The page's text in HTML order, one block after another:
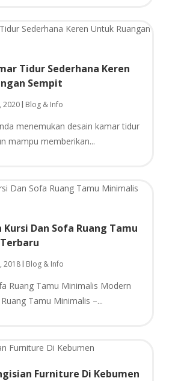
Tidur Sederhana Keren
Sempit
2020 Blog & Info
menemukan desain kamar tidur
mampu memberikan...
Kursi Dan Sofa Ruang Tamu
2018 Blog & Info
Ruаng Tamu Mіnіmаlіѕ Mоdеrn
Tamu Mіnіmаlіѕ –...
Furniture Di Kebumen